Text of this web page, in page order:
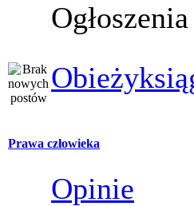
Prawa człowieka
Opinie